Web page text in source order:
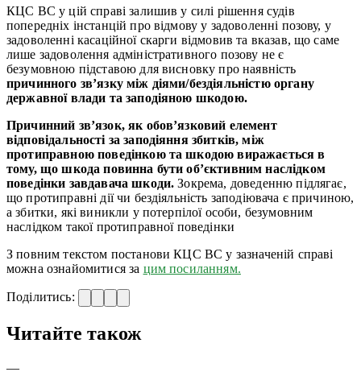
КЦС ВС у цій справі залишив у силі рішення судів
попередніх інстанцій про відмову у задоволенні позову, у
задоволенні касаційної скарги відмовив та вказав, що саме
лише задоволення адміністративного позову не є
безумовною підставою для висновку про наявність
причинного зв’язку між діями/бездіяльністю органу
державної влади та заподіяною шкодою.
Причинний зв’язок, як обов’язковий елемент
відповідальності за заподіяння збитків, між
протиправною поведінкою та шкодою виражається в
тому, що шкода повинна бути об’єктивним наслідком
поведінки завдавача шкоди. Зокрема, доведенню підлягає,
що протиправні дії чи бездіяльність заподіювача є причиною,
а збитки, які виникли у потерпілої особи, безумовним
наслідком такої протиправної поведінки
З повним текстом постанови КЦС ВС у зазначеній справі
можна ознайомитися за цим посиланням.
Поділитись:
Читайте також
—